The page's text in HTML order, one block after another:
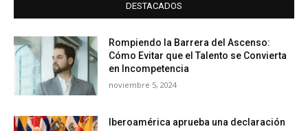
DESTACADOS
Rompiendo la Barrera del Ascenso:
Cómo Evitar que el Talento se Convierta
en Incompetencia
noviembre 5, 2024
Iberoamérica aprueba una declaración